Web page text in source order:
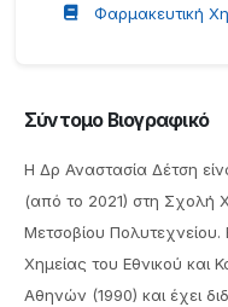
Φαρμακευτική
Σύντομο Βιογραφικό
Η Δρ Αναστασία Δέτση
(από το 2021) στη Σχολή
Μετσοβίου
Χημείας του Εθνικού και
Αθηνών (1990) και έχει